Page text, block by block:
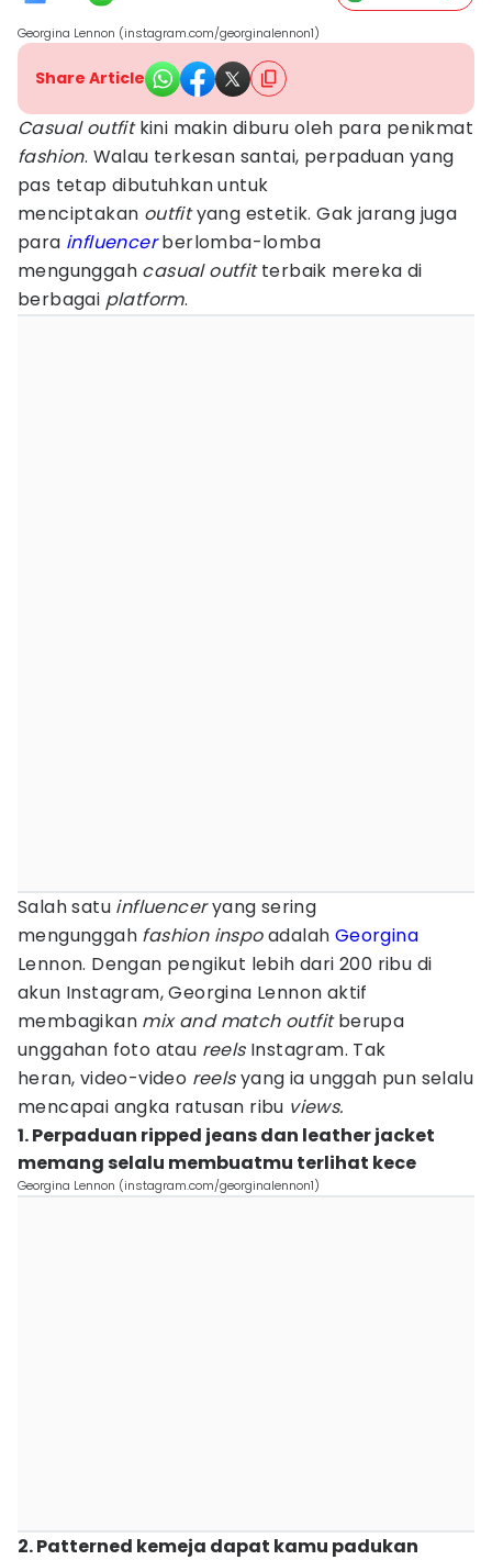
Georgina Lennon (instagram.com/georginalennon1)
Share Article
Casual outfitkini makin diburu oleh para penikmat
fashion. Walau terkesan santai, perpaduan yang
pas tetap dibutuhkan untuk
menciptakan outfityang estetik. Gak jarang juga
para influencerberlomba-lomba
mengunggah casual outfitterbaik mereka di
berbagai platform.
Salah satu influenceryang sering
mengunggah fashion inspoadalah Georgina
Lennon. Dengan pengikut lebih dari 200 ribu di
akun Instagram, Georgina Lennon aktif
membagikan mix and match outfitberupa
unggahan foto atau reelsInstagram. Tak
heran, video-video reelsyang ia unggah pun selalu
mencapai angka ratusan ribu views.
1. Perpaduan ripped jeans dan leather jacket
memang selalu membuatmu terlihat kece
Georgina Lennon (instagram.com/georginalennon1)
2. Patterned kemeja dapat kamu padukan